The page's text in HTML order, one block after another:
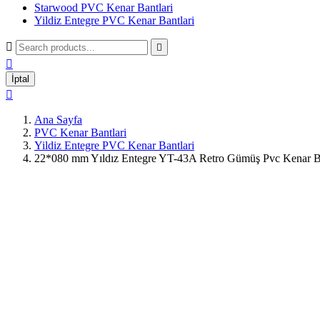
Starwood PVC Kenar Bantlari
Yildiz Entegre PVC Kenar Bantlari
 

İptal

Ana Sayfa
PVC Kenar Bantlari
Yildiz Entegre PVC Kenar Bantlari
22*080 mm Yıldız Entegre YT-43A Retro Gümüş Pvc Kenar